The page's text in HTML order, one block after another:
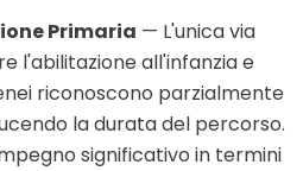
Primaria — L'unica via
l'abilitazione all'infanzia e
riconoscono parzialmente
la durata del percorso.
significativo in termini